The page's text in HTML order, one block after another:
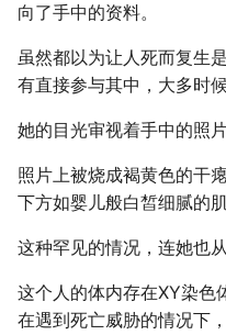
向了手中的资料。
虽然都以为让人死而复生
有直接参与其中，大多时
她的目光审视着手中的照片
照片上被烧成褐黄色的干
下方如婴儿般白皙细腻的肌
这种罕见的情况，连她也从
这个人的体内存在XY染色
在遇到死亡威胁的情况下